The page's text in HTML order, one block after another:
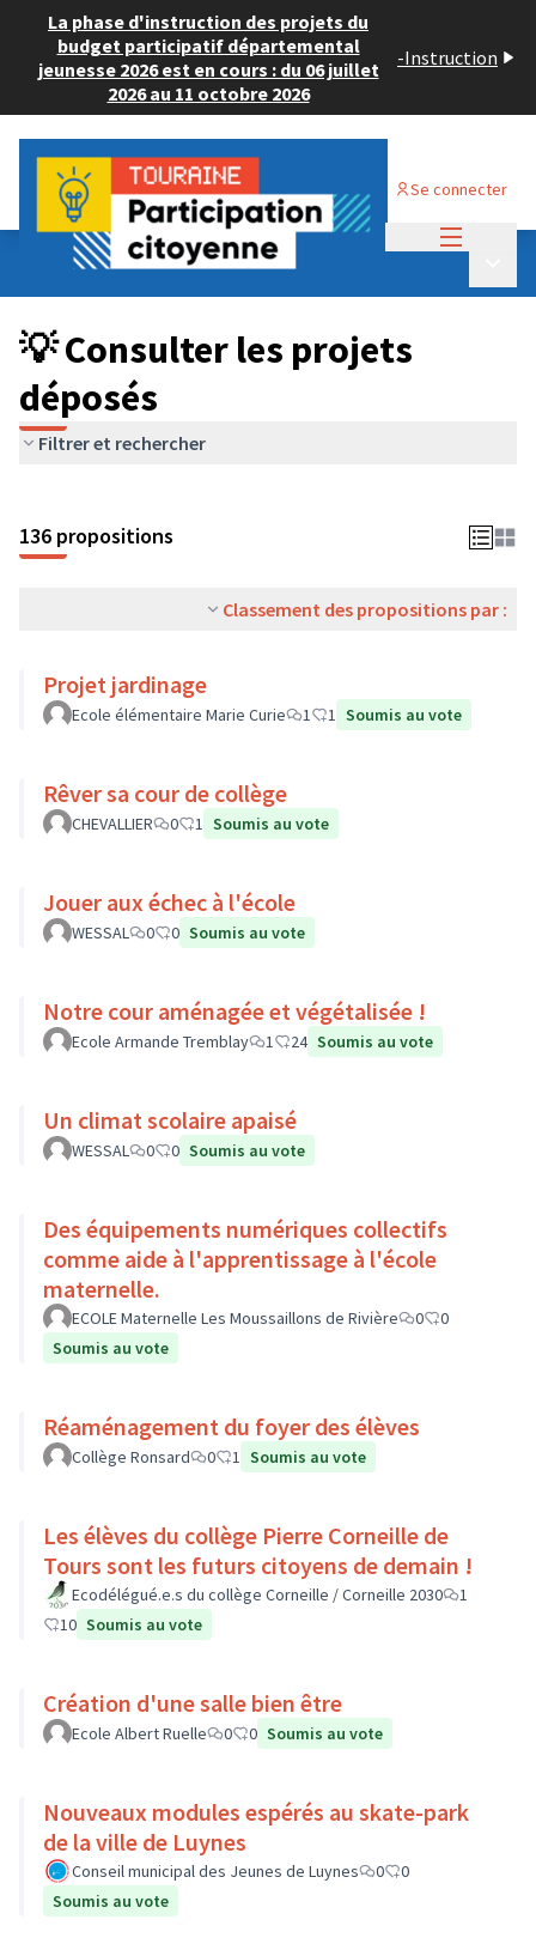
La phase d'instruction des projets du
budget participatif départemental
jeunesse 2026 est en cours : du 06 juillet
2026 au 11 octobre 2026
-Instruction
Se connecter
Budget Participatif JEUNESSE 2024
💡 Consulter les projets déposés
💡 Consulter les projets
déposés
Filtrer et rechercher
136 propositions
Classement des propositions par :
Projet jardinage
Ecole élémentaire Marie Curie 1 1 Soumis au vote
Rêver sa cour de collège
CHEVALLIER 0 1 Soumis au vote
Jouer aux échec à l'école
WESSAL 0 0 Soumis au vote
Notre cour aménagée et végétalisée !
Ecole Armande Tremblay 1 24 Soumis au vote
Un climat scolaire apaisé
WESSAL 0 0 Soumis au vote
Des équipements numériques collectifs
comme aide à l'apprentissage à l'école
maternelle.
ECOLE Maternelle Les Moussaillons de Rivière 0
0
Soumis au vote
Réaménagement du foyer des élèves
Collège Ronsard 0 1 Soumis au vote
Les élèves du collège Pierre Corneille de
Tours sont les futurs citoyens de demain !
Ecodélégué.e.s du collège Corneille / Corneille 2030
1
10 Soumis au vote
Création d'une salle bien être
Ecole Albert Ruelle 0 0 Soumis au vote
Nouveaux modules espérés au skate-park
de la ville de Luynes
Conseil municipal des Jeunes de Luynes 0
0
Soumis au vote